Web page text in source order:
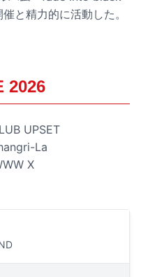
と精力的に活動した。
2026
UPSET
La
X